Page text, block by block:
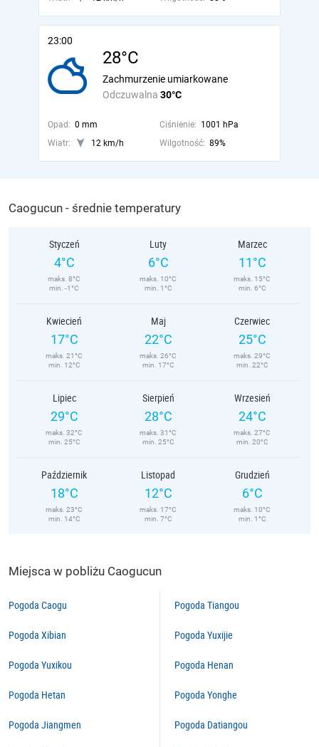
23:00
28°C
Odczuwalna 30°C
Zachmurzenie umiarkowane
Opad: 0 mm Ciśnienie: 1001 hPa
Wiatr:
12 km/h Wilgotność: 89%
Caogucun - średnie temperatury
Styczeń
4°C
maks. 8°C
min. -1°C
Luty
6°C
maks. 10°C
min. 1°C
Marzec
11°C
maks. 15°C
min. 6°C
Kwiecień
17°C
maks. 21°C
min. 12°C
Maj
22°C
maks. 26°C
min. 17°C
Czerwiec
25°C
maks. 29°C
min. 22°C
Lipiec
29°C
maks. 32°C
min. 25°C
Sierpień
28°C
maks. 31°C
min. 25°C
Wrzesień
24°C
maks. 27°C
min. 20°C
Październik
18°C
maks. 23°C
min. 14°C
Listopad
12°C
maks. 17°C
min. 7°C
Grudzień
6°C
maks. 10°C
min. 1°C
Miejsca w pobliżu Caogucun
Pogoda Caogu
Pogoda Xibian
Pogoda Yuxikou
Pogoda Hetan
Pogoda Jiangmen
Pogoda Tiangou
Pogoda Yuxijie
Pogoda Henan
Pogoda Yonghe
Pogoda Datiangou